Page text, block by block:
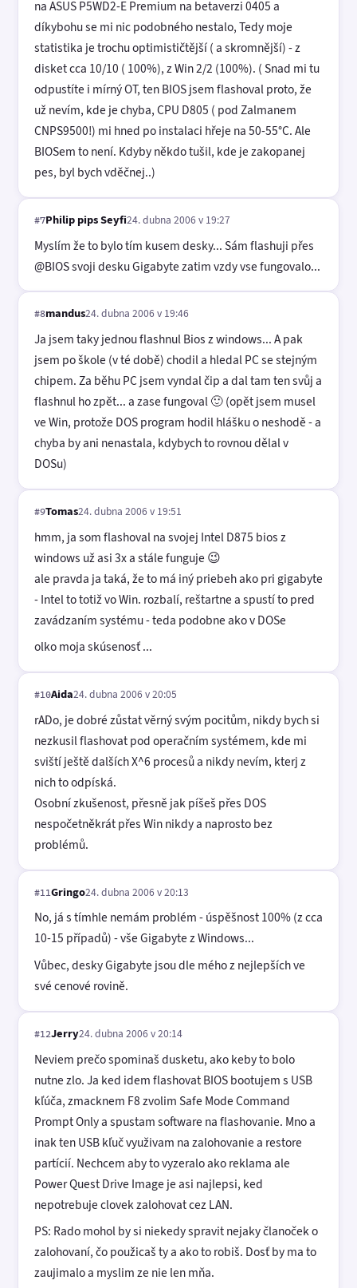
na ASUS P5WD2-E Premium na betaverzi 0405 a
díkybohu se mi nic podobného nestalo, Tedy moje
statistika je trochu optimističtější ( a skromnější) - z
disket cca 10/10 ( 100%), z Win 2/2 (100%). ( Snad mi tu
odpustíte i mírný OT, ten BIOS jsem flashoval proto, že
už nevím, kde je chyba, CPU D805 ( pod Zalmanem
CNPS9500!) mi hned po instalaci hřeje na 50-55°C. Ale
BIOSem to není. Kdyby někdo tušil, kde je zakopanej
pes, byl bych vděčnej..)
#7Philip pips Seyfi24. dubna 2006 v 19:27
Myslím že to bylo tím kusem desky... Sám flashuji přes
@BIOS svoji desku Gigabyte zatim vzdy vse fungovalo...
#8mandus24. dubna 2006 v 19:46
Ja jsem taky jednou flashnul Bios z windows... A pak
jsem po škole (v té době) chodil a hledal PC se stejným
chipem. Za běhu PC jsem vyndal čip a dal tam ten svůj a
flashnul ho zpět... a zase fungoval 🙂 (opět jsem musel
ve Win, protože DOS program hodil hlášku o neshodě - a
chyba by ani nenastala, kdybych to rovnou dělal v
DOSu)
#9Tomas24. dubna 2006 v 19:51
hmm, ja som flashoval na svojej Intel D875 bios z
windows už asi 3x a stále funguje 😉
ale pravda ja taká, že to má iný priebeh ako pri gigabyte
- Intel to totiž vo Win. rozbalí, reštartne a spustí to pred
zavádzaním systému - teda podobne ako v DOSe
olko moja skúsenosť ...
#10Aida24. dubna 2006 v 20:05
rADo, je dobré zůstat věrný svým pocitům, nikdy bych si
nezkusil flashovat pod operačním systémem, kde mi
sviští ještě dalších X^6 procesů a nikdy nevím, kterj z
nich to odpíská.
Osobní zkušenost, přesně jak píšeš přes DOS
nespočetněkrát přes Win nikdy a naprosto bez
problémů.
#11Gringo24. dubna 2006 v 20:13
No, já s tímhle nemám problém - úspěšnost 100% (z cca
10-15 případů) - vše Gigabyte z Windows...
Vůbec, desky Gigabyte jsou dle mého z nejlepších ve
své cenové rovině.
#12Jerry24. dubna 2006 v 20:14
Neviem prečo spominaš dusketu, ako keby to bolo
nutne zlo. Ja ked idem flashovat BIOS bootujem s USB
kľúča, zmacknem F8 zvolim Safe Mode Command
Prompt Only a spustam software na flashovanie. Mno a
inak ten USB kľuč využivam na zalohovanie a restore
partícií. Nechcem aby to vyzeralo ako reklama ale
Power Quest Drive Image je asi najlepsi, ked
nepotrebuje clovek zalohovat cez LAN.
PS: Rado mohol by si niekedy spravit nejaky članoček o
zalohovaní, čo použicaš ty a ako to robiš. Dosť by ma to
zaujimalo a myslim ze nie len mňa.